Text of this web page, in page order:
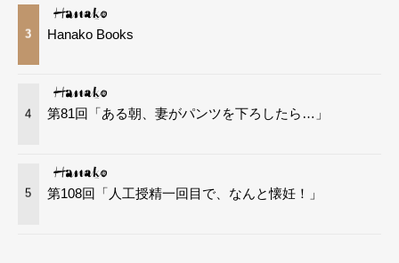
3 Hanako Books
4 第81回「ある朝、妻がパンツを下ろしたら…」
5 第108回「人工授精一回目で、なんと懐妊！」